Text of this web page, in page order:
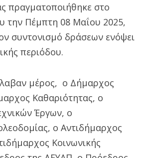
πραγματοποιήθηκε στο
την Πέμπτη 08 Μαΐου 2025,
συντονισμό δράσεων ενόψει
περιόδου.
μέρος, ο Δήμαρχος
Καθαριότητας, ο
Έργων, ο
ο Αντιδήμαρχος
Κοινωνικής